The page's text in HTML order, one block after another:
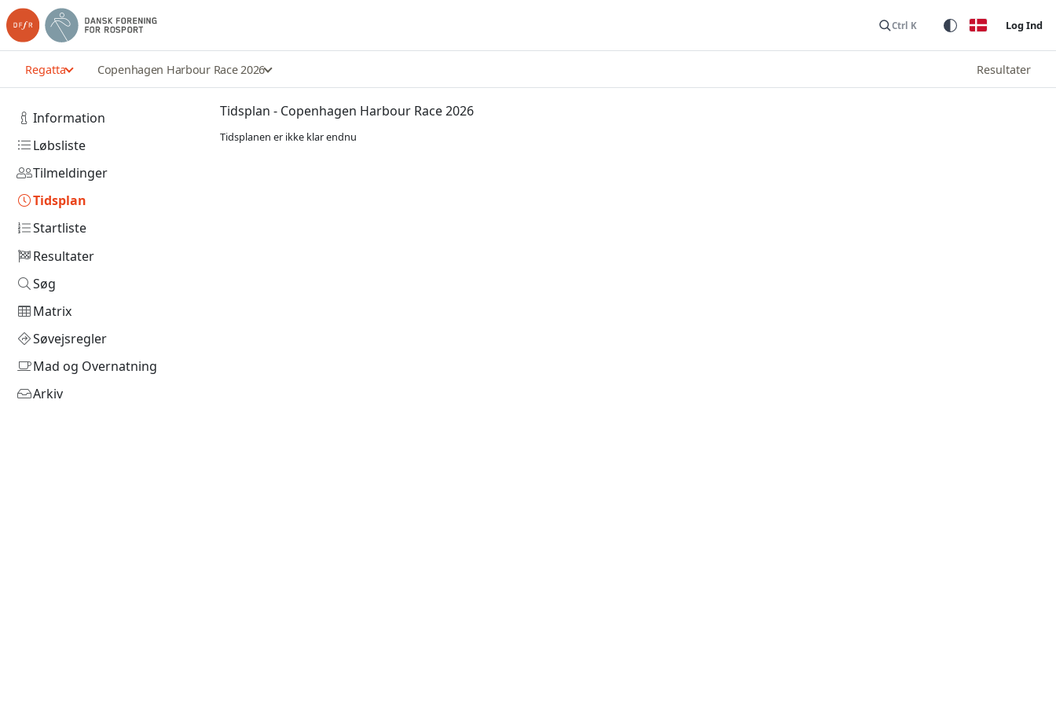
Ctrl K Log Ind
Regatta Copenhagen Harbour Race 2026 Resultater
Information
Løbsliste
Tilmeldinger
Tidsplan
Startliste
Resultater
Søg
Matrix
Søvejsregler
Mad og Overnatning
Arkiv
Tidsplan - Copenhagen Harbour Race 2026
Tidsplanen er ikke klar endnu